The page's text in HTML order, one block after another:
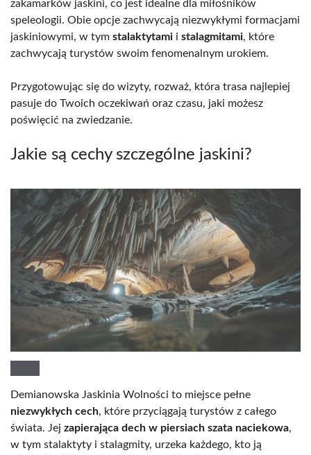
zakamarków jaskini, co jest idealne dla miłośników
speleologii. Obie opcje zachwycają niezwykłymi formacjami
jaskiniowymi, w tym stalaktytami i stalagmitami, które
zachwycają turystów swoim fenomenalnym urokiem.
Przygotowując się do wizyty, rozważ, która trasa najlepiej
pasuje do Twoich oczekiwań oraz czasu, jaki możesz
poświęcić na zwiedzanie.
Jakie są cechy szczególne jaskini?
Demianowska Jaskinia Wolności to miejsce pełne
niezwykłych cech, które przyciągają turystów z całego
świata. Jej zapierająca dech w piersiach szata naciekowa,
w tym stalaktyty i stalagmity, urzeka każdego, kto ją